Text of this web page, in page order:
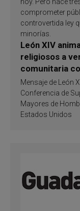
comprometer
controvertida ley
minorías.
León XIV
religiosos a
comunitaria
de inspiración
santificación
Mensaje de León
Conferencia de
Mayores de
Estados Unidos